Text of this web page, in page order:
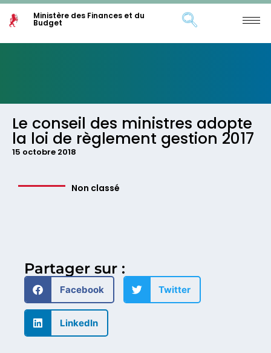
Ministère des Finances et du
Budget
Le conseil des ministres adopte
la loi de règlement gestion 2017
15 octobre 2018
Non classé
Partager sur :
Facebook Twitter
LinkedIn